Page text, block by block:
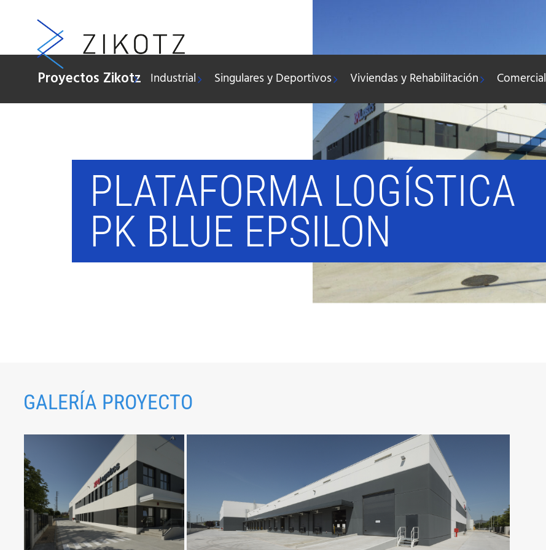
contenido
PLATAFORMA LOGÍSTICA
PK BLUE EPSILON
Proyectos Zikotz Industrial Singulares y Deportivos Viviendas y Rehabilitación Comercial
GALERÍA PROYECTO